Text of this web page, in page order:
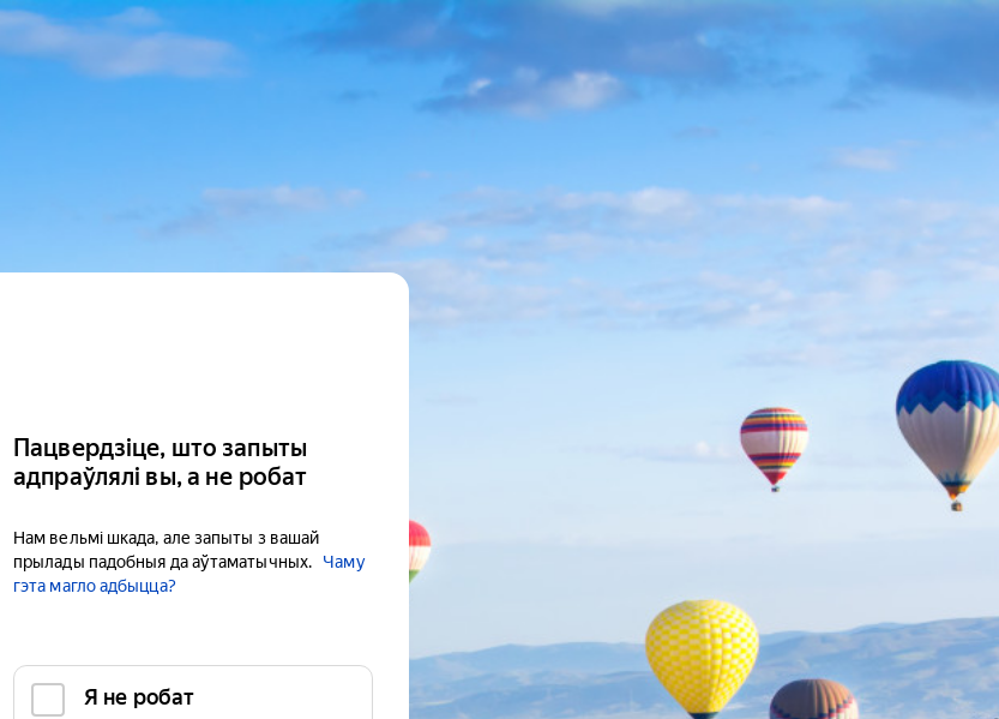
Пацвердзіце, што запыты
адпраўлялі вы, а не робат
Нам вельмі шкада, але запыты з вашай
прылады падобныя да аўтаматычных.
Чаму
гэта магло адбыцца?
Я не робат